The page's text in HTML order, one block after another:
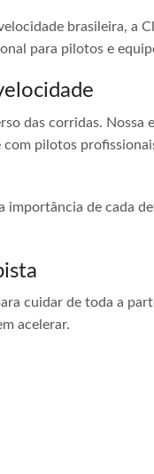
brasileira, a
para pilotos e
das corridas.
pilotos
importância de cada
cuidar de toda a
acelerar.